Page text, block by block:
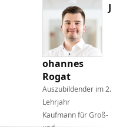
J
ohannes
Rogat
Auszubildender im 2.
Lehrjahr
Kaufmann für Groß-